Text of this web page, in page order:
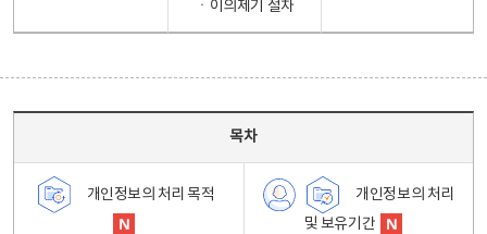
ㆍ이의제기 절차
목차
개인정보의 처리 목적
개인정보의 처리
및 보유기간